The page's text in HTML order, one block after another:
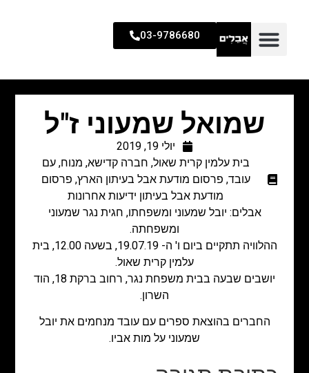
03-9786680
שמואל שמעוני ז"ל
יולי 19, 2019
בית עלמין קרית שאול, חברה קדישא, מנוח,עם
עובד, פרסום מודעת אבל בעיתון הארץ, פרסום
מודעת אבל בעיתון ידיעות אחרונות
אבלים: יובל שמעוני ומשפחתו, חגית נגר שמעוני
ומשפחתה.
ההלוויה תתקיים ביום ו' ה- 19.07.19, בשעה 12.00, בית
עלמין קרית שאול.
יושבים שבעה בבית משפחת נגר, רחוב ברקת 18, הוד
השרון.
החברים בהוצאת ספרים עם עובד מנחמים את יובל
שמעוני על מות אביו.